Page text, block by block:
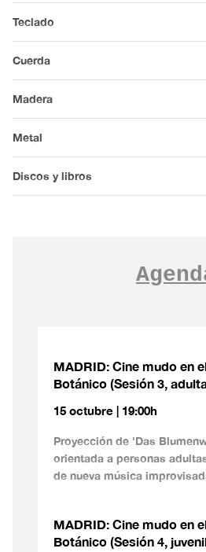
Teclado
Cuerda
Madera
Metal
Discos y libros
MADRID: Cine mudo en
Botánico (Sesión 3,
15 octubre | 19:00h
Proyección de 'Das
orientada a personas
de nueva música
MADRID: Cine mudo en
Botánico (Sesión 4,